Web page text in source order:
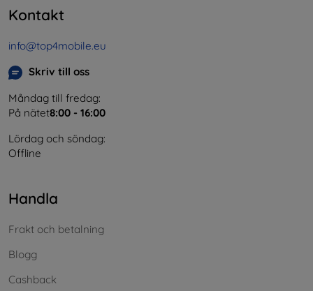
Kontakt
info@top4mobile.eu
Skriv till oss
Måndag till fredag:
På nätet8:00 - 16:00
Lördag och söndag:
Offline
Handla
Frakt och betalning
Blogg
Cashback